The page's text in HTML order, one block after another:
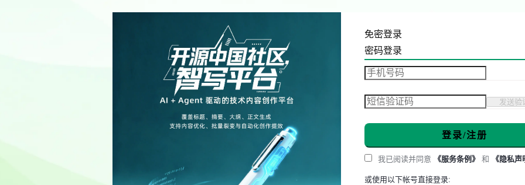
免密登录
密码登录
发送验
登录/注册
我已阅读并同意 《服务条例》 和 《隐私声
或使用以下帐号直接登录: